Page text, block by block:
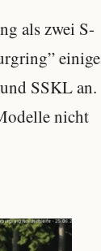
als zwei S-
einige
SSKL an.
nicht